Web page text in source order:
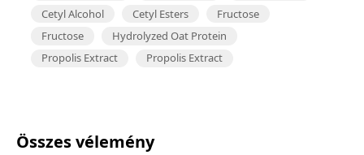
Cetyl Alcohol
Cetyl Esters
Fructose
Fructose
Hydrolyzed Oat Protein
Propolis Extract
Propolis Extract
Összes vélemény